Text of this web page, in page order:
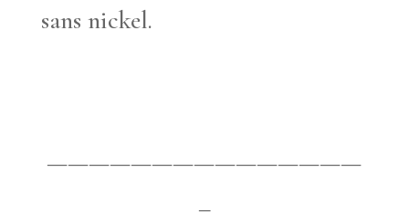
sans nickel.
———————————————